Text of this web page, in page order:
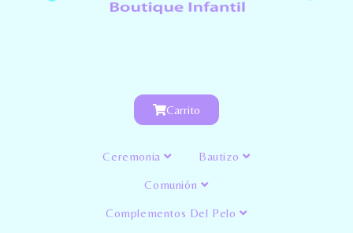
Carrito
Ceremonia Bautizo
Comunión
Complementos Del Pelo